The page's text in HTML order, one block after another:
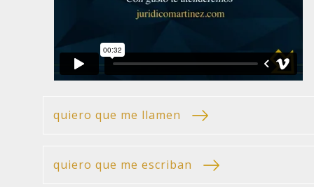
quiero que me llamen
quiero que me escriban